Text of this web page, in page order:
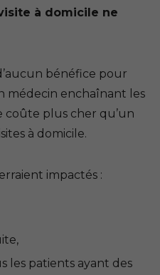
à domicile ne
bénéfice pour
médecin enchaînant les
coûte plus cher qu’un
à domicile.
impactés :
les patients ayant des